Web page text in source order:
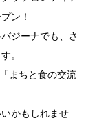
ン！
ジーナでも、さ
。
まちと食の交流
かもしれませ